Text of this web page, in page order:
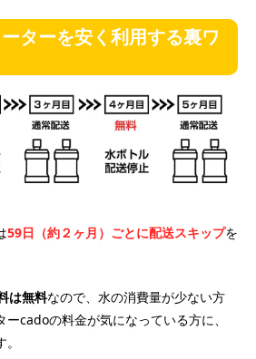
ターを安く利用する裏ワ
59日（約２ヶ月）ごとに配送スキップを
は無料なので、水の消費量が少ない方
cadoの料金が気になっている方に、